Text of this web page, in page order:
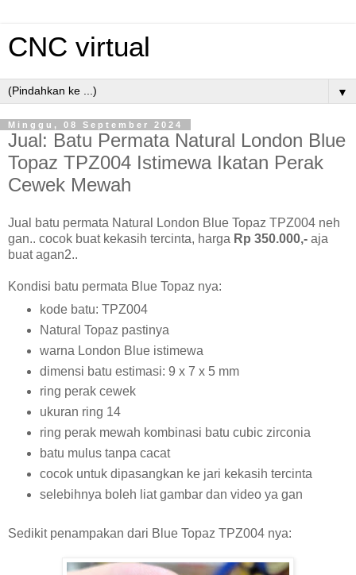
CNC virtual
▼
Minggu, 08 September 2024
Jual: Batu Permata Natural London Blue
Topaz TPZ004 Istimewa Ikatan Perak
Cewek Mewah
Jual batu permata Natural London Blue Topaz TPZ004 neh
gan.. cocok buat kekasih tercinta, harga Rp 350.000,- aja
buat agan2..
Kondisi batu permata Blue Topaz nya:
kode batu: TPZ004
Natural Topaz pastinya
warna London Blue istimewa
dimensi batu estimasi: 9 x 7 x 5 mm
ring perak cewek
ukuran ring 14
ring perak mewah kombinasi batu cubic zirconia
batu mulus tanpa cacat
cocok untuk dipasangkan ke jari kekasih tercinta
selebihnya boleh liat gambar dan video ya gan
Sedikit penampakan dari Blue Topaz TPZ004 nya: